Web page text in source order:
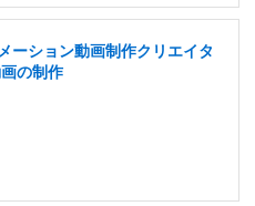
ーション動画制作クリエイタ
の制作